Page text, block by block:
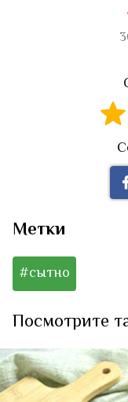
Метки
#сытно
Посмотрите